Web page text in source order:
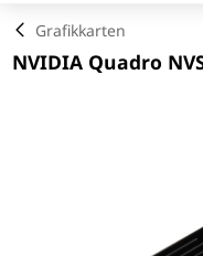
Grafikkarten
NVIDIA Quadro